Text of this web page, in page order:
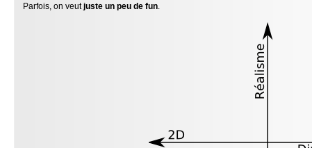
Parfois, on veutjuste un peu de fun.